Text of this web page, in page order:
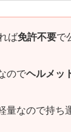
ば免許不要で
のでヘルメッ
量なので持ち